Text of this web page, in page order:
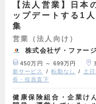
【法人営業】日本
ップデートする1
集
営業（法人向け）
株式会社ザ・ファージ
450万円 ～ 699万円
新サービス
転勤なし 土
長・役員直下
健康保険組合・企業け